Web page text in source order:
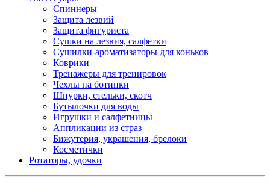
Спиннеры
Защита лезвий
Защита фигуриста
Сушки на лезвия, салфетки
Сушилки-ароматизаторы для коньков
Коврики
Тренажеры для тренировок
Чехлы на ботинки
Шнурки, стельки, скотч
Бутылочки для воды
Игрушки и салфетницы
Аппликации из страз
Бижутерия, украшения, брелоки
Косметички
Ротаторы, удочки